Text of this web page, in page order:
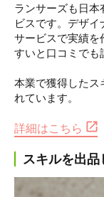
ランサーズも日
ビスです。デザ
サービスで実績を
すいと口コミでも
本業で獲得したス
れています。
詳細はこちら
スキルを出